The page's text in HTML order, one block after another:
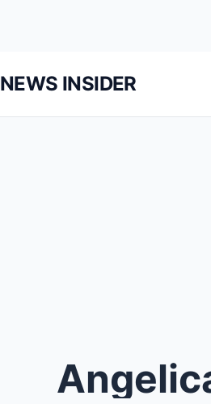
NEWS INSIDER